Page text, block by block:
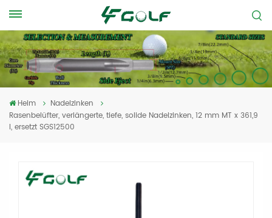
Heim
Nadelzinken
Rasenbelüfter, verlängerte, tiefe, solide Nadelzinken, 12 mm MT x 361,9
l, ersetzt SGS12500